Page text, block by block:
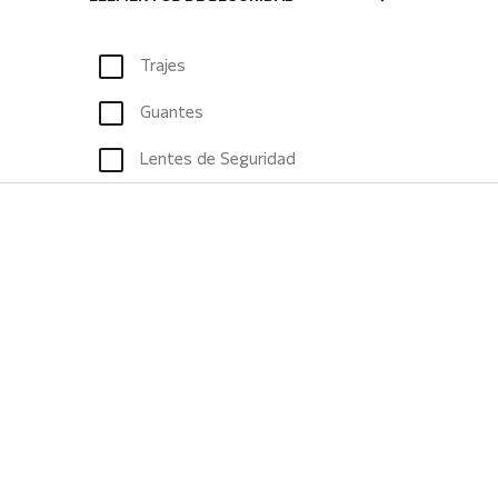
Trajes
Guantes
Lentes de Seguridad